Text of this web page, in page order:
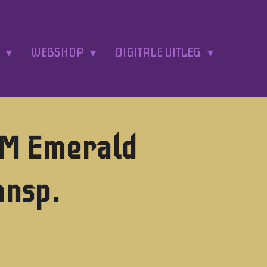
WEBSHOP DIGITALE UITLEG
Emerald